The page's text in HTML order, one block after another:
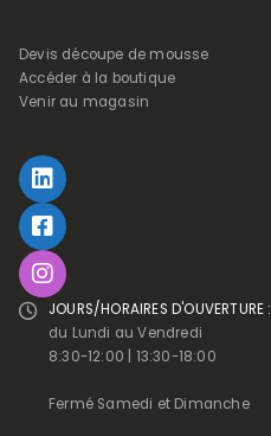
Devis découpe de mousse
Accéder à la boutique
Venir au magasin
JOURS/HORAIRES D'OUVERTURE :
du Lundi au Vendredi
8:30-12:00 | 13:30-18:00
Fermé Samedi et Dimanche